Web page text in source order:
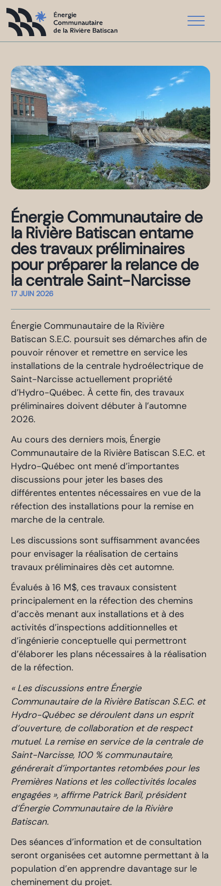
Énergie Communautaire de
la Rivière Batiscan entame
des travaux préliminaires
pour préparer la relance de
la centrale Saint-Narcisse
17 JUIN 2026
Énergie Communautaire de la Rivière
Batiscan S.E.C. poursuit ses démarches afin de
pouvoir rénover et remettre en service les
installations de la centrale hydroélectrique de
Saint-Narcisse actuellement propriété
d’Hydro-Québec. À cette fin, des travaux
préliminaires doivent débuter à l’automne
2026.
Au cours des derniers mois, Énergie
Communautaire de la Rivière Batiscan S.E.C. et
Hydro-Québec ont mené d’importantes
discussions pour jeter les bases des
différentes ententes nécessaires en vue de la
réfection des installations pour la remise en
marche de la centrale.
Les discussions sont suffisamment avancées
pour envisager la réalisation de certains
travaux préliminaires dès cet automne.
Évalués à 16 M$, ces travaux consistent
principalement en la réfection des chemins
d’accès menant aux installations et à des
activités d’inspections additionnelles et
d’ingénierie conceptuelle qui permettront
d’élaborer les plans nécessaires à la réalisation
de la réfection.
« Les discussions entre Énergie
Communautaire de la Rivière Batiscan S.E.C. et
Hydro-Québec se déroulent dans un esprit
d’ouverture, de collaboration et de respect
mutuel. La remise en service de la centrale de
Saint-Narcisse, 100 % communautaire,
générerait d’importantes retombées pour les
Premières Nations et les collectivités locales
engagées », affirme Patrick Baril, président
d’Énergie Communautaire de la Rivière
Batiscan.
Des séances d’information et de consultation
seront organisées cet automne permettant à la
population d’en apprendre davantage sur le
cheminement du projet.